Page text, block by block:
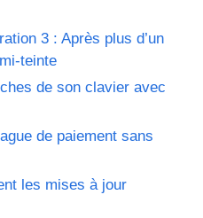
3 : Après plus d’un
teinte
de son clavier avec
de paiement sans
les mises à jour